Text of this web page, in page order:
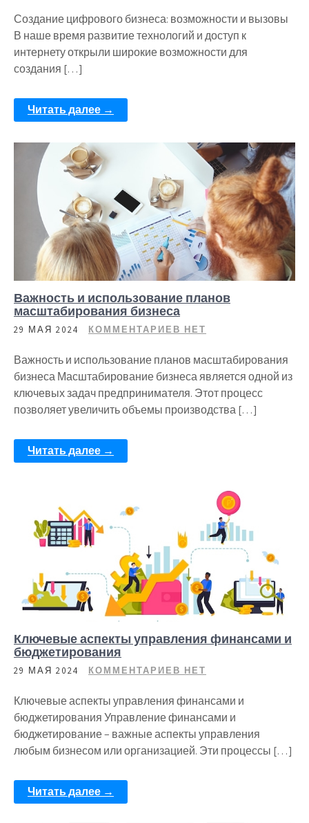
Создание цифрового бизнеса: возможности и вызовы
В наше время развитие технологий и доступ к
интернету открыли широкие возможности для
создания […]
Читать далее →
Важность и использование планов
масштабирования бизнеса
29 МАЯ 2024 КОММЕНТАРИЕВ НЕТ
Важность и использование планов масштабирования
бизнеса Масштабирование бизнеса является одной из
ключевых задач предпринимателя. Этот процесс
позволяет увеличить объемы производства […]
Читать далее →
Ключевые аспекты управления финансами и
бюджетирования
29 МАЯ 2024 КОММЕНТАРИЕВ НЕТ
Ключевые аспекты управления финансами и
бюджетирования Управление финансами и
бюджетирование – важные аспекты управления
любым бизнесом или организацией. Эти процессы […]
Читать далее →